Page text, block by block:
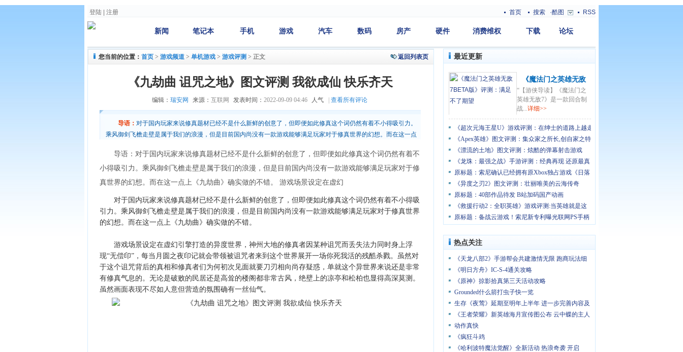
登陆 注册 首页 搜索 ·酷图 RSS
新闻 笔记本 手机 游戏 汽车 数码 房产 硬件 消费维权 下载 论坛
您当前的位置： 首页 > 游戏频道 > 单机游戏 > 游戏评测 > 正文 返回列表页
《九劫曲 诅咒之地》图文评测 我欲成仙 快乐齐天
编辑： 瑞安网 来源： 互联网 发表时间： 2022-09-09 04:46 人气 查看所有评论
导语： 对于国内玩家来说修真题材已经不是什么新鲜的创意了，但即便如此修真这个词仍然有着不小得吸引力。
乘风御剑飞檐走壁是属于我们的浪漫，但是目前国内尚没有一款游戏能够满足玩家对于修真世界的幻想。而在这一点
导语：对于国内玩家来说修真题材已经不是什么新鲜的创意了，但即便如此修真这个词仍然有着不
小得吸引力。乘风御剑飞檐走壁是属于我们的浪漫，但是目前国内尚没有一款游戏能够满足玩家对于修
真世界的幻想。而在这一点上《九劫曲》确实做的不错。 游戏场景设定在虚幻
对于国内玩家来说修真题材已经不是什么新鲜的创意了，但即便如此修真这个词仍然有着不小得吸
引力。乘风御剑飞檐走壁是属于我们的浪漫，但是目前国内尚没有一款游戏能够满足玩家对于修真世界
的幻想。而在这一点上《九劫曲》确实做的不错。
游戏场景设定在虚幻引擎打造的异度世界，神州大地的修真者因某种诅咒而丢失法力同时身上浮
现“无偿印”，每当月圆之夜印记就会带领被诅咒者来到这个世界展开一场你死我活的残酷杀戮。虽然对
于这个诅咒背后的真相和修真者们为何初次见面就要刀刃相向尚存疑惑，单就这个异世界来说还是非常
有修真气息的。无论是破败的民居还是高耸的楼阁都非常古风，绝壁上的凉亭和松柏也显得高深莫测。
虽然画面表现不尽如人意但营造的氛围确有一丝仙气。
最近更新
《魔法门之英雄无敌
7BETA版》评测：满
足不了期望
“【游侠导读】《魔法门之
英雄无敌7》是一款回合制
战...详细>>
《超次元海王星U》游戏评测：在绅士的道路上越走
《Apex英雄》图文评测：集众家之所长,创自家之特
《漂流的土地》图文评测：炫酷的弹幕射击游戏
《龙珠：最强之战》手游评测：经典再现 还原最真
原标题：索尼确认已经拥有原Xbox独占游戏《日落
《异度之刃2》图文评测：壮丽唯美的云海传奇
原标题：40部作品待发 B站加码国产动画
《救援行动2：全职英雄》游戏评测:当英雄就是这
原标题：备战云游戏！索尼新专利曝光联网PS手柄
热点关注
《天龙八部2》手游帮会共建激情无限 跑商玩法细
《明日方舟》IC-S-4通关攻略
《原神》掠影拾真第三天活动攻略
Grounded什么箭打虫子快一览
生存《夜莺》延期至明年上半年 进一步完善内容及
《王者荣耀》新英雄海月宣传图公布 云中蝶的主人
动作真快
《疯狂斗鸡
《哈利波特魔法觉醒》全新活动 热浪奇袭 开启